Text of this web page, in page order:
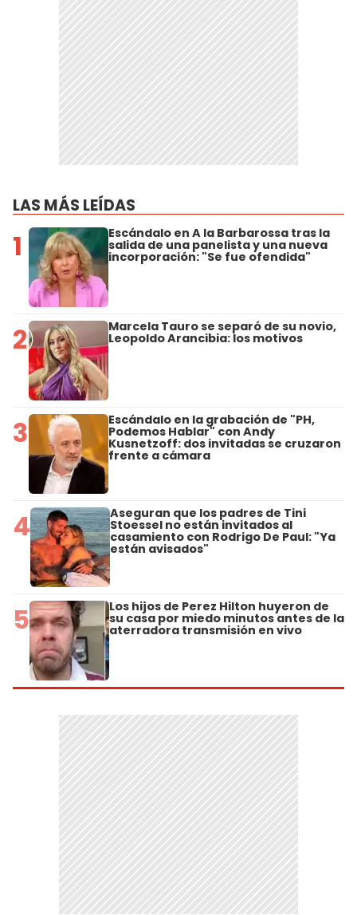
LAS MÁS LEÍDAS
1 Escándalo en A la Barbarossa tras la
salida de una panelista y una nueva
incorporación: "Se fue ofendida"
2 Marcela Tauro se separó de su novio,
Leopoldo Arancibia: los motivos
3 Escándalo en la grabación de "PH,
Podemos Hablar" con Andy
Kusnetzoff: dos invitadas se cruzaron
frente a cámara
4 Aseguran que los padres de Tini
Stoessel no están invitados al
casamiento con Rodrigo De Paul: "Ya
están avisados"
5 Los hijos de Perez Hilton huyeron de
su casa por miedo minutos antes de la
aterradora transmisión en vivo